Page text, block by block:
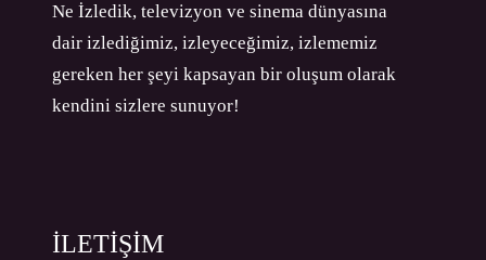
Ne İzledik, televizyon ve sinema dünyasına
dair izlediğimiz, izleyeceğimiz, izlememiz
gereken her şeyi kapsayan bir oluşum olarak
kendini sizlere sunuyor!
İLETİŞİM